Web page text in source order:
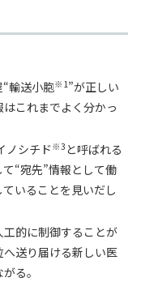
輸送小胞※1”が正しい
これまでよく分かっ
ノシチド※3 と呼ばれる
て“宛先”情報として働
いることを見いだし
的に制御することが
送り届ける新しい医
る。